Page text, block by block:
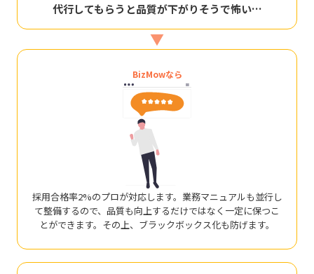
代行してもらうと品質が下がりそうで怖い…
▼
BizMowなら
採用合格率2%のプロが対応します。業務マニュアルも並行し
て整備するので、品質も向上するだけではなく一定に保つこ
とができます。その上、ブラックボックス化も防げます。